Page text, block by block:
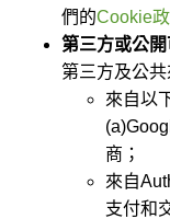
們的Cookie
第三方或公開
第三方及公
來自以
商；
來自
支付和